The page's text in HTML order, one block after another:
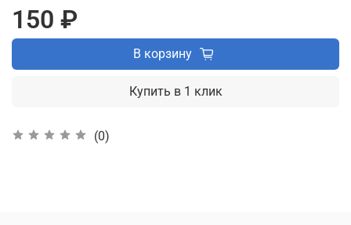
(0)
150 ₽
В корзину
Купить в 1 клик